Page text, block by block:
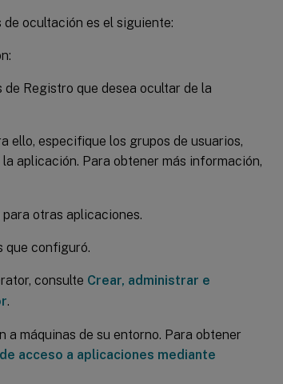
ocultación es el siguiente:
Registro que desea ocultar de la
ello, especifique los grupos de usuarios,
aplicación. Para obtener más información,
otras aplicaciones.
que configuró.
consulte Crear, administrar e
.
máquinas de su entorno. Para obtener
acceso a aplicaciones mediante